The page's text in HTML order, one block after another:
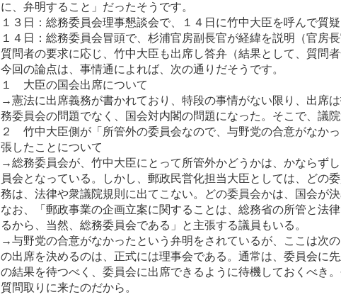
に、弁明すること」だったそうです。
１３日：総務委員会理事懇談会で、１４日に竹中大臣を呼んで質疑
１４日：総務委員会冒頭で、杉浦官房副長官が経緯を説明（官房
質問者の要求に応じ、竹中大臣も出席し答弁（結果として、質問者
今回の論点は、事情通によれば、次の通りだそうです。
１ 大臣の国会出席について
→憲法に出席義務が書かれており、特段の事情がない限り、出席
務委員会の問題でなく、国会対内閣の問題になった。そこで、議
２ 竹中大臣側が「所管外の委員会なので、与野党の合意がなか
張したことについて
→総務委員会が、竹中大臣にとって所管外かどうかは、かならず
員会となっている。しかし、郵政民営化担当大臣としては、どの
務は、法律や衆議院規則に出てこない。どの委員会かは、国会が決
なお、「郵政事業の企画立案に関することは、総務省の所管と法
るから、当然、総務委員会である」と主張する議員もいる。
→与野党の合意がなかったという弁明をされているが、ここは次
の出席を決めるのは、正式には理事会である。通常は、委員会に
の結果を待つべく、委員会に出席できるように待機しておくべき
質問取りに来たのだから。